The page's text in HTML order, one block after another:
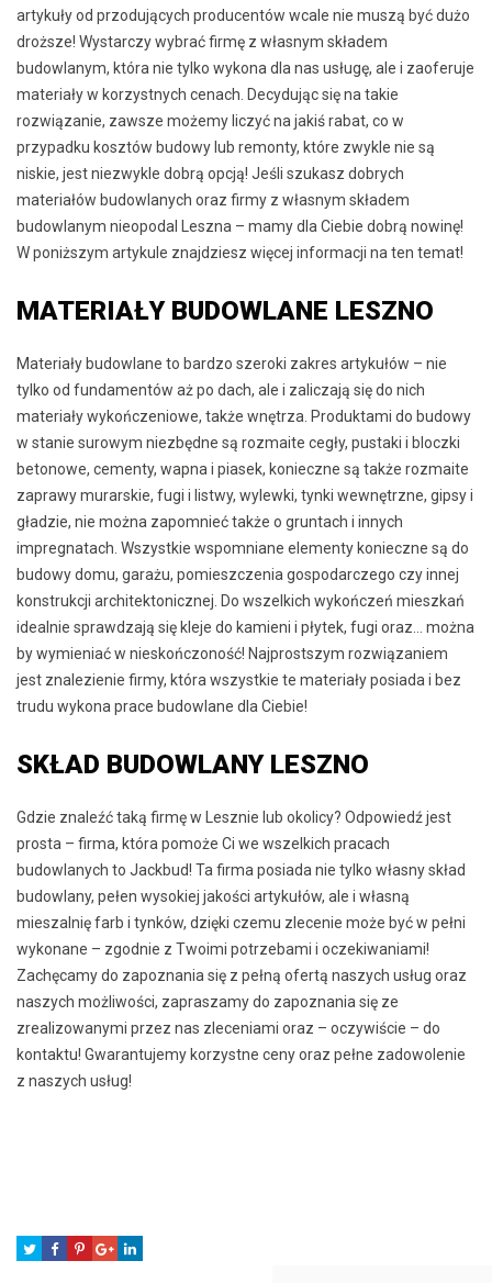
artykuły od przodujących producentów wcale nie muszą być dużo
droższe! Wystarczy wybrać firmę z własnym składem
budowlanym, która nie tylko wykona dla nas usługę, ale i zaoferuje
materiały w korzystnych cenach. Decydując się na takie
rozwiązanie, zawsze możemy liczyć na jakiś rabat, co w
przypadku kosztów budowy lub remonty, które zwykle nie są
niskie, jest niezwykle dobrą opcją! Jeśli szukasz dobrych
materiałów budowlanych oraz firmy z własnym składem
budowlanym nieopodal Leszna – mamy dla Ciebie dobrą nowinę!
W poniższym artykule znajdziesz więcej informacji na ten temat!
MATERIAŁY BUDOWLANE LESZNO
Materiały budowlane to bardzo szeroki zakres artykułów – nie
tylko od fundamentów aż po dach, ale i zaliczają się do nich
materiały wykończeniowe, także wnętrza. Produktami do budowy
w stanie surowym niezbędne są rozmaite cegły, pustaki i bloczki
betonowe, cementy, wapna i piasek, konieczne są także rozmaite
zaprawy murarskie, fugi i listwy, wylewki, tynki wewnętrzne, gipsy i
gładzie, nie można zapomnieć także o gruntach i innych
impregnatach. Wszystkie wspomniane elementy konieczne są do
budowy domu, garażu, pomieszczenia gospodarczego czy innej
konstrukcji architektonicznej. Do wszelkich wykończeń mieszkań
idealnie sprawdzają się kleje do kamieni i płytek, fugi oraz… można
by wymieniać w nieskończoność! Najprostszym rozwiązaniem
jest znalezienie firmy, która wszystkie te materiały posiada i bez
trudu wykona prace budowlane dla Ciebie!
SKŁAD BUDOWLANY LESZNO
Gdzie znaleźć taką firmę w Lesznie lub okolicy? Odpowiedź jest
prosta – firma, która pomoże Ci we wszelkich pracach
budowlanych to Jackbud! Ta firma posiada nie tylko własny skład
budowlany, pełen wysokiej jakości artykułów, ale i własną
mieszalnię farb i tynków, dzięki czemu zlecenie może być w pełni
wykonane – zgodnie z Twoimi potrzebami i oczekiwaniami!
Zachęcamy do zapoznania się z pełną ofertą naszych usług oraz
naszych możliwości, zapraszamy do zapoznania się ze
zrealizowanymi przez nas zleceniami oraz – oczywiście – do
kontaktu! Gwarantujemy korzystne ceny oraz pełne zadowolenie
z naszych usług!